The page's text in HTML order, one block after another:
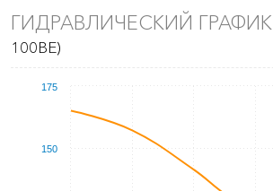
ГИДРАВЛИЧЕСКИЙ ГРАФИК
100BE)
150
175